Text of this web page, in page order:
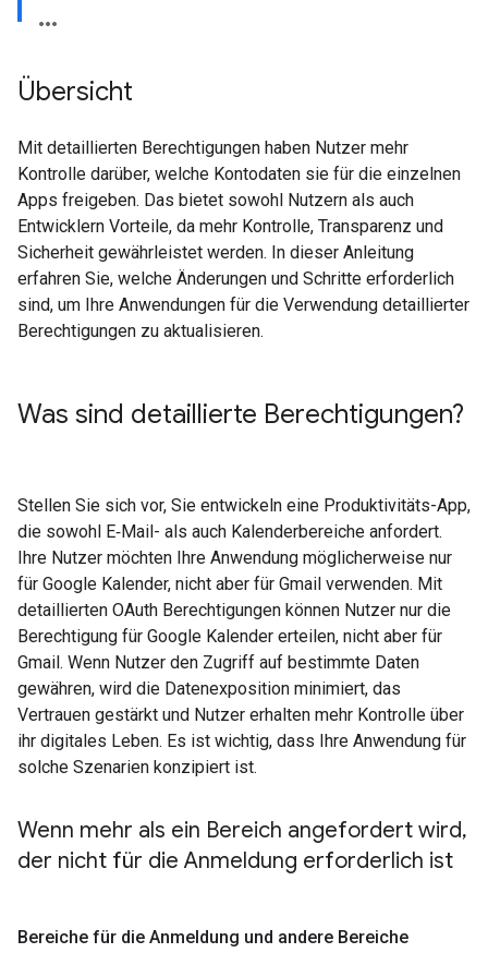
Übersicht
Mit detaillierten Berechtigungen haben Nutzer mehr
Kontrolle darüber, welche Kontodaten sie für die einzelnen
Apps freigeben. Das bietet sowohl Nutzern als auch
Entwicklern Vorteile, da mehr Kontrolle, Transparenz und
Sicherheit gewährleistet werden. In dieser Anleitung
erfahren Sie, welche Änderungen und Schritte erforderlich
sind, um Ihre Anwendungen für die Verwendung detaillierter
Berechtigungen zu aktualisieren.
Was sind detaillierte Berechtigungen?
Stellen Sie sich vor, Sie entwickeln eine Produktivitäts-App,
die sowohl E‑Mail- als auch Kalenderbereiche anfordert.
Ihre Nutzer möchten Ihre Anwendung möglicherweise nur
für Google Kalender, nicht aber für Gmail verwenden. Mit
detaillierten OAuth Berechtigungen können Nutzer nur die
Berechtigung für Google Kalender erteilen, nicht aber für
Gmail. Wenn Nutzer den Zugriff auf bestimmte Daten
gewähren, wird die Datenexposition minimiert, das
Vertrauen gestärkt und Nutzer erhalten mehr Kontrolle über
ihr digitales Leben. Es ist wichtig, dass Ihre Anwendung für
solche Szenarien konzipiert ist.
Wenn mehr als ein Bereich angefordert wird,
der nicht für die Anmeldung erforderlich ist
Bereiche für die Anmeldung und andere Bereiche